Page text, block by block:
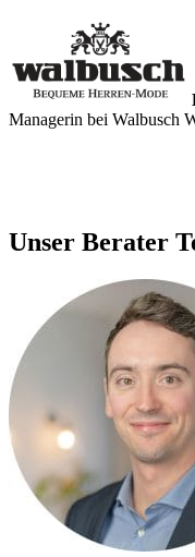
Managerin bei Walbusch
Unser Berater